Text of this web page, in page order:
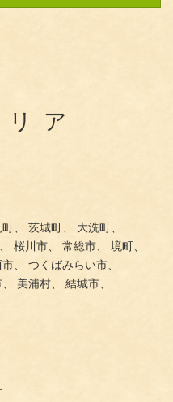
ア
、 茨城町、
大洗町、
桜川市、 常総市、
境町、
、
つくばみらい市、
美浦村、
結城市、